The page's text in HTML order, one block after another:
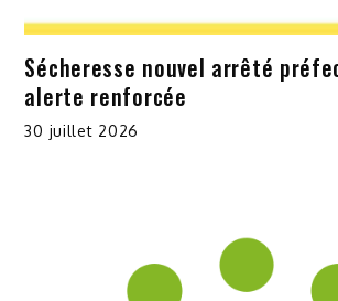
Sécheresse nouvel arrêté
alerte renforcée
30 juillet 2026